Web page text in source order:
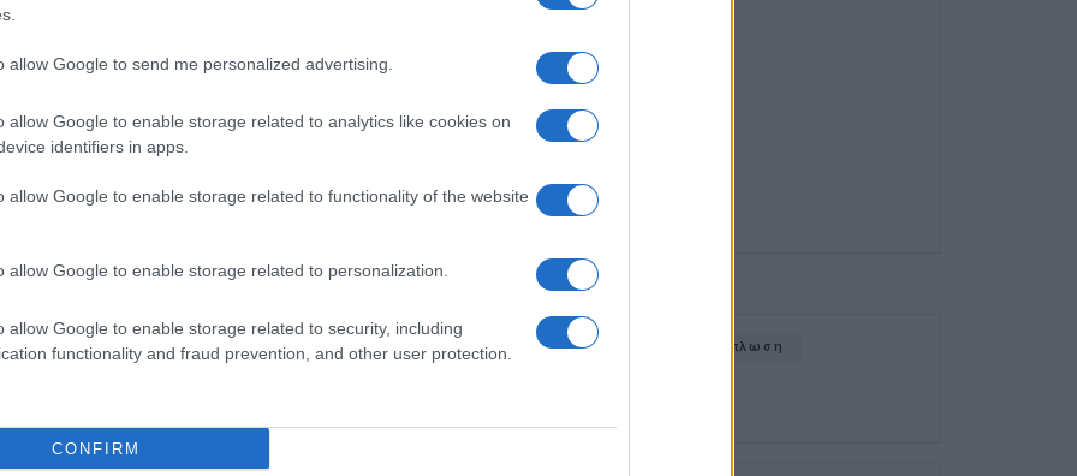
allow Google to send me personalized advertising.
allow Google to enable storage related to analytics like cookies on
identifiers in apps.
allow Google to enable storage related to functionality of the website
allow Google to enable storage related to personalization.
allow Google to enable storage related to security, including
functionality and fraud prevention, and other user protection.
CONFIRM
σε έκθεση με τίτλο «Διασφάλιση του
σε περιόδους μεγάλης κρίσης», η οποία
παρουσιαστεί στη σύνοδο του Κογκρέσου τον
Facebook
Κεντρικής Κέρκυρας & Διαποντίων Κορωνοϊός Covid19 Πανδημία Εξάπλωση